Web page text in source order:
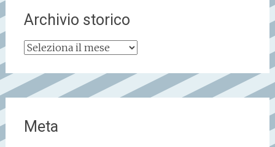
Archivio storico
Archivio
Meta